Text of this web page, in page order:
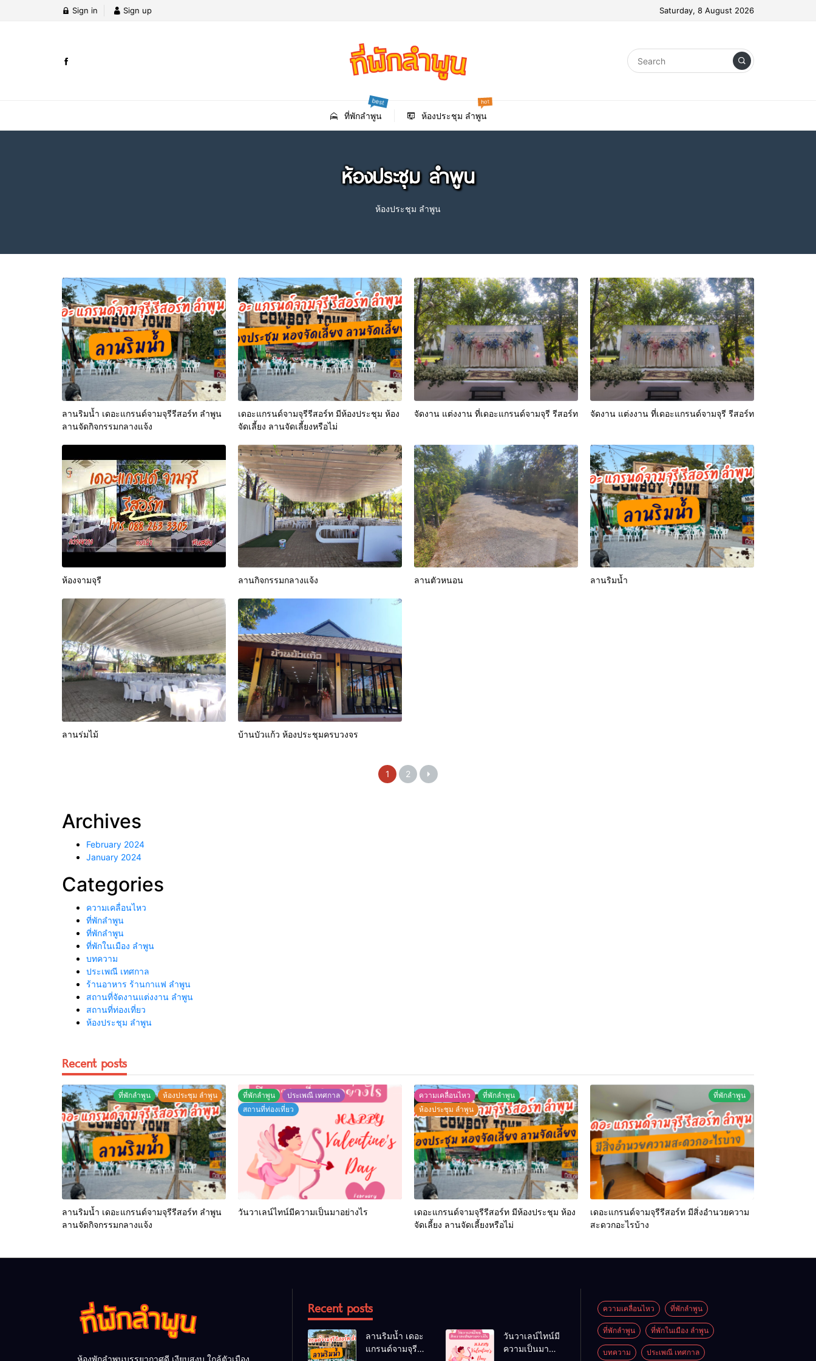
Sign in Sign up Saturday, 8 August 2026
ที่พักลําพูน
best
ห้องประชุม ลำพูน
hot
ห้องประชุม ลำพูน
ห้องประชุม ลำพูน
ลานริมน้ำ เดอะแกรนด์จามจุรีรีสอร์ท ลำพูน
ลานจัดกิจกรรมกลางแจ้ง
เดอะแกรนด์จามจุรีรีสอร์ท มีห้องประชุม ห้อง
จัดเลี้ยง ลานจัดเลี้ยงหรือไม่
จัดงาน แต่งงาน ที่เดอะแกรนด์จามจุรี รีสอร์ท จัดงาน แต่งงาน ที่เดอะแกรนด์จามจุรี รีสอร์ท
ห้องจามจุรี ลานกิจกรรมกลางแจ้ง ลานตัวหนอน ลานริมน้ำ
ลานร่มไม้ บ้านบัวแก้ว ห้องประชุมครบวงจร
1 2
Archives
February 2024
January 2024
Categories
ความเคลื่อนไหว
ที่พักลำพูน
ที่พักลําพูน
ที่พักในเมือง ลำพูน
บทความ
ประเพณี เทศกาล
ร้านอาหาร ร้านกาแฟ ลำพูน
สถานที่จัดงานแต่งงาน ลำพูน
สถานที่ท่องเที่ยว
ห้องประชุม ลำพูน
Recent posts
ที่พักลำพูน ห้องประชุม ลำพูน
ลานริมน้ำ เดอะแกรนด์จามจุรีรีสอร์ท ลำพูน
ลานจัดกิจกรรมกลางแจ้ง
ที่พักลำพูน
ประเพณี เทศกาล
สถานที่ท่องเที่ยว
วันวาเลน์ไทน์มีความเป็นมาอย่างไร
ความเคลื่อนไหว
ที่พักลำพูน
ห้องประชุม ลำพูน
เดอะแกรนด์จามจุรีรีสอร์ท มีห้องประชุม ห้อง
จัดเลี้ยง ลานจัดเลี้ยงหรือไม่
ที่พักลำพูน
เดอะแกรนด์จามจุรีรีสอร์ท มีสิ่งอำนวยความ
สะดวกอะไรบ้าง
ห้องพักลำพูนบรรยากาศดี เงียบสงบ ใกล้ตัวเมือง
Recent posts
ลานริมน้ำ เดอะ
แกรนด์จามจุรี
วันวาเลน์ไทน์มี
ความเป็นมา
ความเคลื่อนไหว ที่พักลำพูน
ที่พักลําพูน ที่พักในเมือง ลำพูน
บทความ ประเพณี เทศกาล